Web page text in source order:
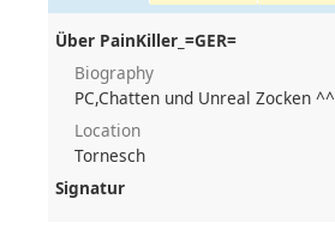
Über PainKiller_=GER=
Biography
PC,Chatten und Unreal Zocken ^^
Location
Tornesch
Signatur